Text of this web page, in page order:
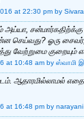
at 22:30 pm by
அய்யா,
செய்வது? ஓரு சைவர்,
வேற்றுமை குறையும்
at 10:48 am by ஸ்வாமி
ஆதாரமில்லாமல்
at 16:48 pm by narayani